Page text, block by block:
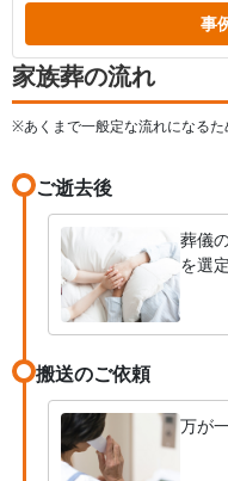
事
家族葬の流れ
※あくまで一般定な流れになるた
ご逝去後
葬儀
を選
搬送のご依頼
万が